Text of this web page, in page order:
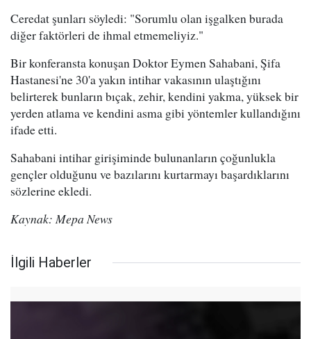
Ceredat şunları söyledi: "Sorumlu olan işgalken burada
diğer faktörleri de ihmal etmemeliyiz."
Bir konferansta konuşan Doktor Eymen Sahabani, Şifa
Hastanesi'ne 30'a yakın intihar vakasının ulaştığını
belirterek bunların bıçak, zehir, kendini yakma, yüksek bir
yerden atlama ve kendini asma gibi yöntemler kullandığını
ifade etti.
Sahabani intihar girişiminde bulunanların çoğunlukla
gençler olduğunu ve bazılarını kurtarmayı başardıklarını
sözlerine ekledi.
Kaynak: Mepa News
İlgili Haberler